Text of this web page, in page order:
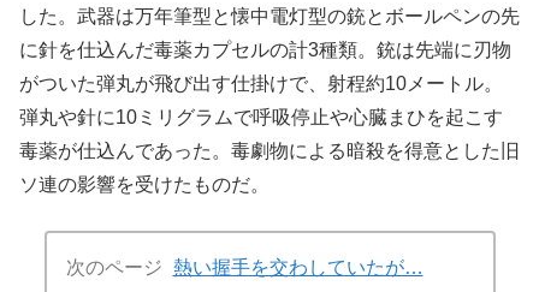
した。武器は万年筆型と懐中電灯型の銃とボールペンの先
に針を仕込んだ毒薬カプセルの計3種類。銃は先端に刃物
がついた弾丸が飛び出す仕掛けで、射程約10メートル。
弾丸や針に10ミリグラムで呼吸停止や心臓まひを起こす
毒薬が仕込んであった。毒劇物による暗殺を得意とした旧
ソ連の影響を受けたものだ。
次のページ 熱い握手を交わしていたが…